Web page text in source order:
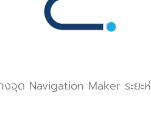
จุด Navigation Maker ระยะ